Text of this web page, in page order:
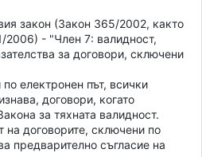
закон (Закон 365/2002, както
2006) - "Член 7: валидност,
за договори, сключени
електронен път, всички
договори, когато
за тяхната валидност.
на договорите, сключени по
предварително съгласие на